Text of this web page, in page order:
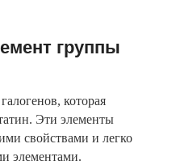
группы
которая
Эти элементы
свойствами и легко
элементами.